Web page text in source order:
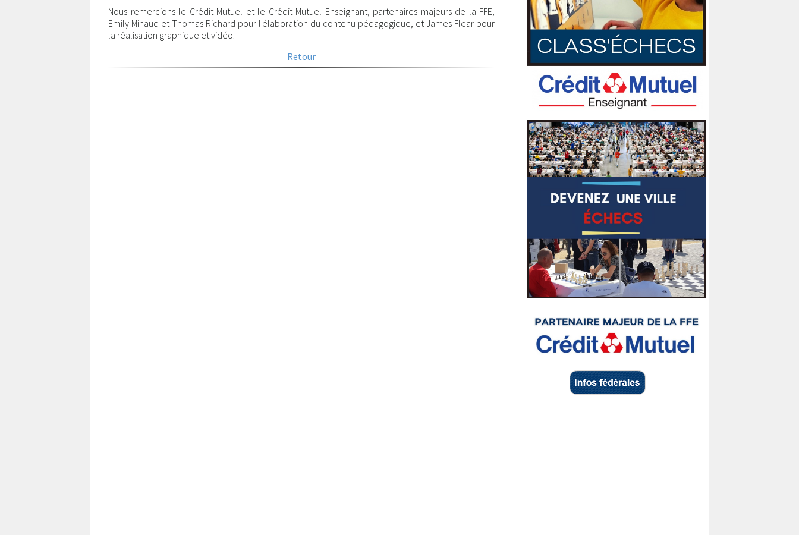
Nous remercions le Crédit Mutuel et le Crédit Mutuel Enseignant, partenaires majeurs de la FFE,
Emily Minaud et Thomas Richard pour l'élaboration du contenu pédagogique, et James Flear pour
la réalisation graphique et vidéo.
Retour